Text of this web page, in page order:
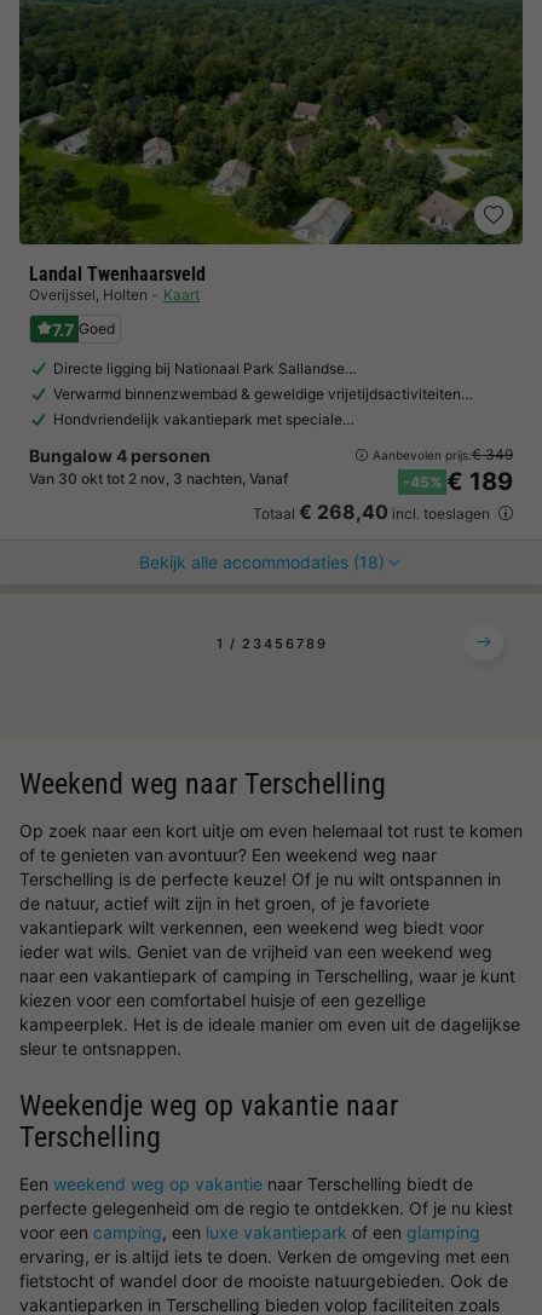
Landal Twenhaarsveld
Overijssel, Holten Kaart
7.7 Goed
Directe ligging bij Nationaal Park Sallandse…
Verwarmd binnenzwembad & geweldige vrijetijdsactiviteiten…
Hondvriendelijk vakantiepark met speciale…
Bungalow 4 personen
Van 30 okt tot 2 nov, 3 nachten, Vanaf
Aanbevolen prijs:€ 349
-45% € 189
Totaal € 268,40 incl. toeslagen
Bekijk alle accommodaties (18)
1 2 3 4 5 67 8 9
Weekend weg naar Terschelling
Op zoek naar een kort uitje om even helemaal tot rust te komen
of te genieten van avontuur? Een weekend weg naar
Terschelling is de perfecte keuze! Of je nu wilt ontspannen in
de natuur, actief wilt zijn in het groen, of je favoriete
vakantiepark wilt verkennen, een weekend weg biedt voor
ieder wat wils. Geniet van de vrijheid van een weekend weg
naar een vakantiepark of camping in Terschelling, waar je kunt
kiezen voor een comfortabel huisje of een gezellige
kampeerplek. Het is de ideale manier om even uit de dagelijkse
sleur te ontsnappen.
Weekendje weg op vakantie naar
Terschelling
Een weekend weg op vakantie naar Terschelling biedt de
perfecte gelegenheid om de regio te ontdekken. Of je nu kiest
voor een camping, een luxe vakantiepark of een glamping
ervaring, er is altijd iets te doen. Verken de omgeving met een
fietstocht of wandel door de mooiste natuurgebieden. Ook de
vakantieparken in Terschelling bieden volop faciliteiten zoals